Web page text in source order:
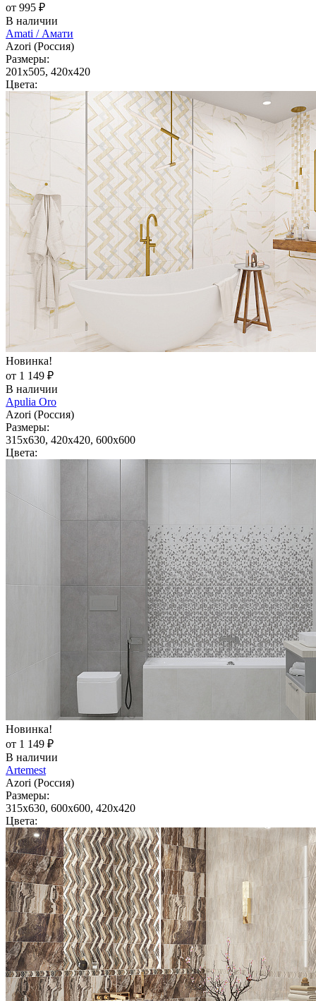
от 995 ₽
В наличии
Amati / Амати
Azori (Россия)
Размеры:
201x505, 420x420
Цвета:
Новинка!
от 1 149 ₽
В наличии
Apulia Oro
Azori (Россия)
Размеры:
315x630, 420x420, 600x600
Цвета:
Новинка!
от 1 149 ₽
В наличии
Artemest
Azori (Россия)
Размеры:
315x630, 600x600, 420x420
Цвета: